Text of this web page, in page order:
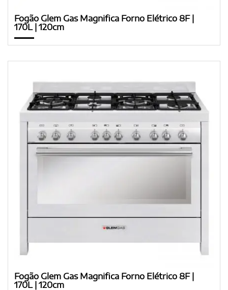
Fogão Glem Gas Magnifica Forno Elétrico 8F |
170L | 120cm
Fogão Glem Gas Magnifica Forno Elétrico 8F |
170L | 120cm